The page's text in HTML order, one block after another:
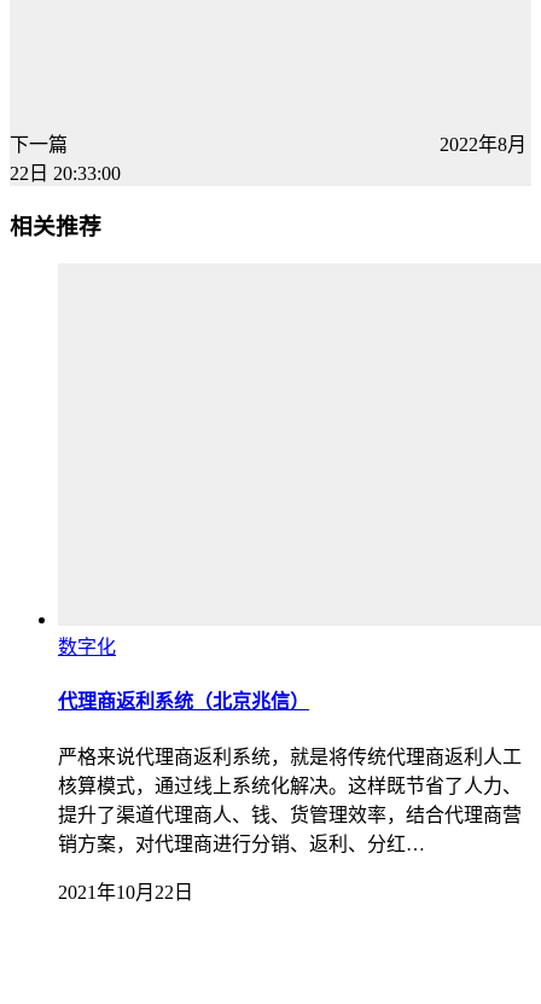
下一篇
2022年8月
22日 20:33:00
相关推荐
数字化
代理商返利系统（北京兆信）
严格来说代理商返利系统，就是将传统代理商返利人工
核算模式，通过线上系统化解决。这样既节省了人力、
提升了渠道代理商人、钱、货管理效率，结合代理商营
销方案，对代理商进行分销、返利、分红…
2021年10月22日